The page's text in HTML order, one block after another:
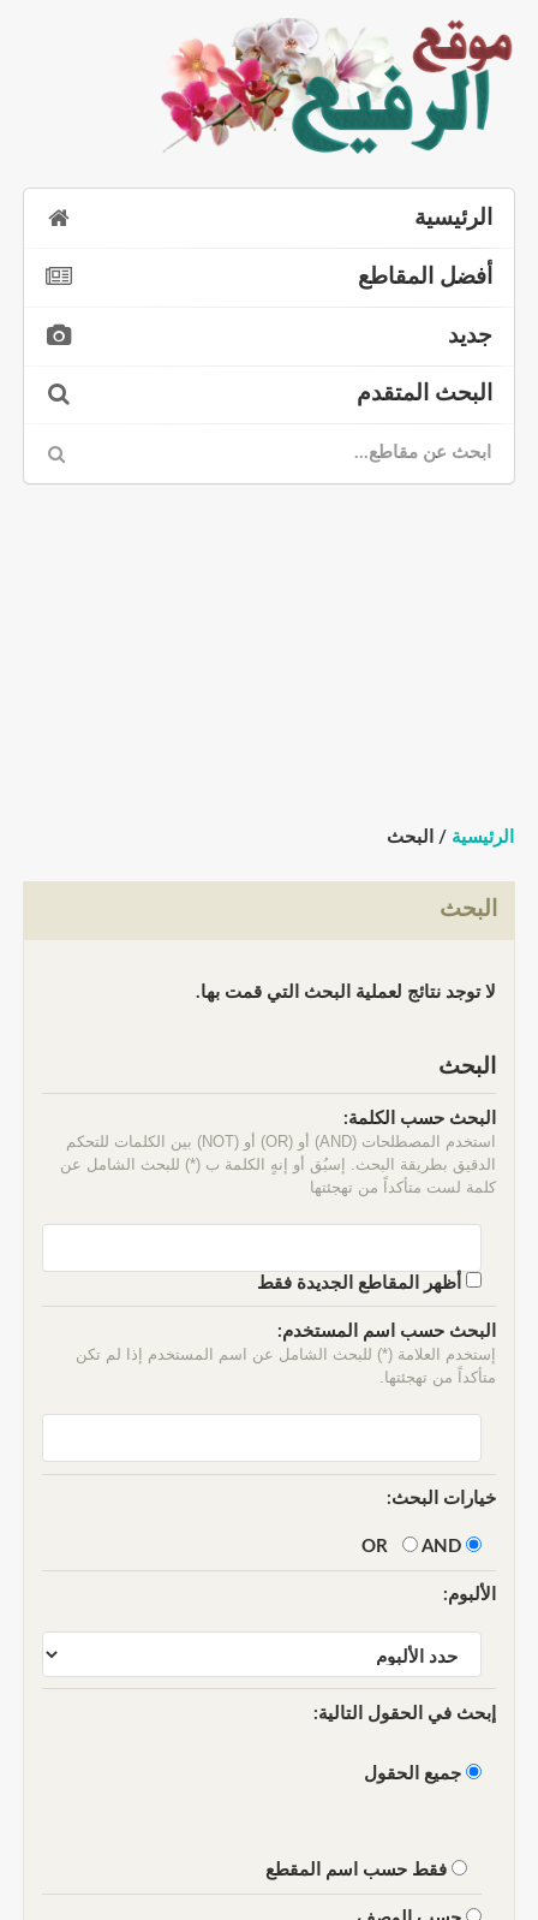
الرئيسية
أفضل المقاطع
جديد
البحث المتقدم
الرئيسية / البحث
البحث
لا توجد نتائج لعملية البحث التي قمت بها.
البحث
البحث حسب الكلمة:
استخدم المصطلحات (AND) أو (OR) أو (NOT) بين الكلمات للتحكم
الدقيق بطريقة البحث. إسبُق أو إنهٍ الكلمة ب (*) للبحث الشامل عن
كلمة لست متأكداً من تهجئتها
أظهر المقاطع الجديدة فقط
البحث حسب اسم المستخدم:
إستخدم العلامة (*) للبحث الشامل عن اسم المستخدم إذا لم تكن
متأكداً من تهجئتها.
خيارات البحث:
AND
الألبوم:
إبحث في الحقول التالية:
جميع الحقول
فقط حسب اسم المقطع